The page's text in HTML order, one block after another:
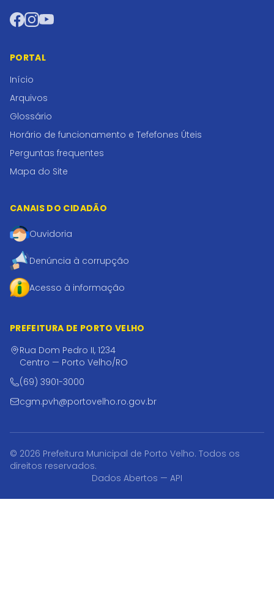
Facebook
Instagram
YouTube
PORTAL
Início
Arquivos
Glossário
Horário de funcionamento e Tefefones Úteis
Perguntas frequentes
Mapa do Site
CANAIS DO CIDADÃO
Ouvidoria
Denúncia à corrupção
Acesso à informação
PREFEITURA DE PORTO VELHO
Rua Dom Pedro II, 1234
Centro — Porto Velho/RO
(69) 3901-3000
cgm.pvh@portovelho.ro.gov.br
© 2026 Prefeitura Municipal de Porto Velho. Todos os
direitos reservados.
Dados Abertos — API